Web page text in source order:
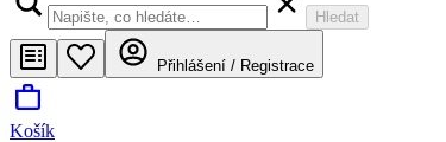
Hledat
Přihlášení / Registrace
Košík